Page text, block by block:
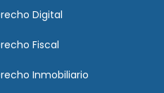
Digital
Fiscal
Inmobiliario